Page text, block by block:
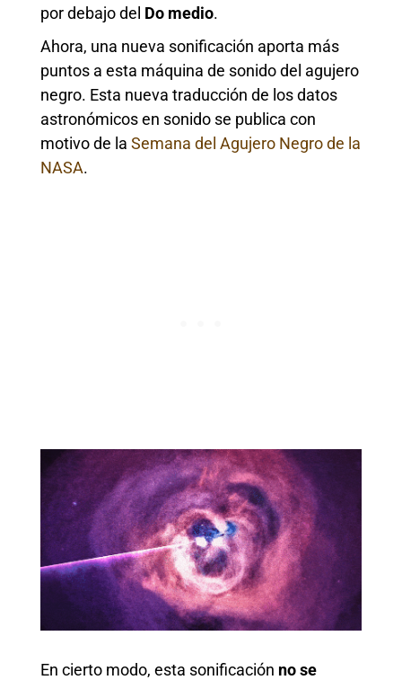
por debajo del Do medio.
Ahora, una nueva sonificación aporta más
puntos a esta máquina de sonido del agujero
negro. Esta nueva traducción de los datos
astronómicos en sonido se publica con
motivo de la Semana del Agujero Negro de la
NASA.
En cierto modo, esta sonificación no se